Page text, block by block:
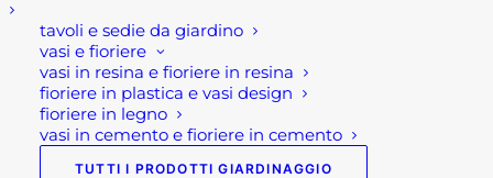
tavoli e sedie da giardino
vasi e fioriere
vasi in resina e fioriere in resina
fioriere in plastica e vasi design
fioriere in legno
vasi in cemento e fioriere in cemento
TUTTI I PRODOTTI GIARDINAGGIO
Via Manzoni, 120
24036 Ponte San Pietro (BG)
Telefono: 035 617139
Email:info@rotacommerciale.it